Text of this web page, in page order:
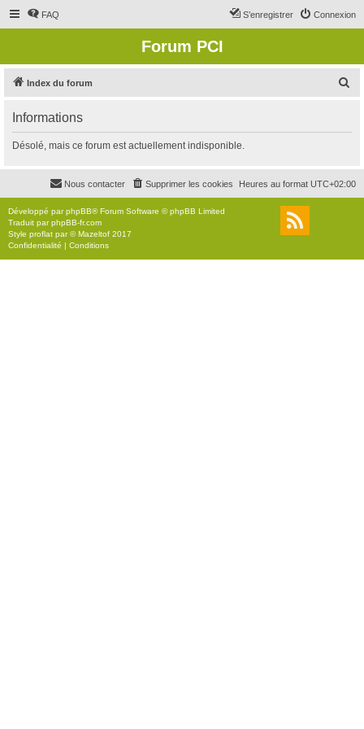
FAQ Connexion
S’enregistrer
Forum PCI
Index du forum
r
c
r
Informations
Désolé, mais ce forum est actuellement indisponible.
Heures au format UTC+02:00
Supprimer les cookies
Nous contacter
Développé parphpBB® Forum Software © phpBB Limited
Traduit parphpBB-fr.com
Style proflat par ©Mazeltof 2017
Confidentialité | Conditions